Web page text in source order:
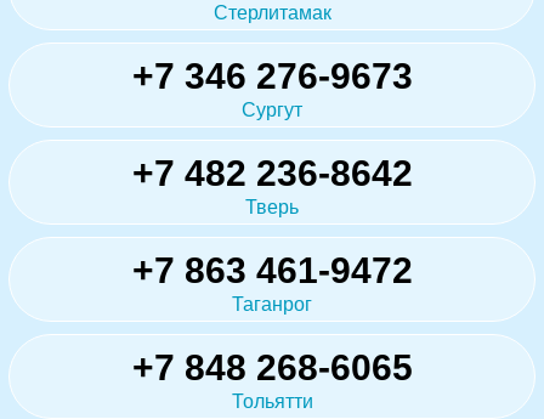
Стерлитамак
+7 346 276-9673
Сургут
+7 482 236-8642
Тверь
+7 863 461-9472
Таганрог
+7 848 268-6065
Тольятти